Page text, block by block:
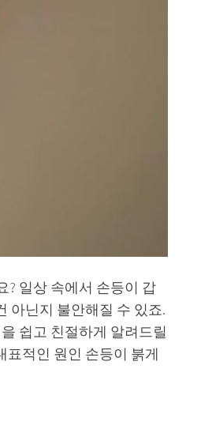
? 일상 속에서 손등이 갑
아닌지 불안해질 수 있죠.
쉽고 친절하게 알려드릴
표적인 원인 손등이 붉게